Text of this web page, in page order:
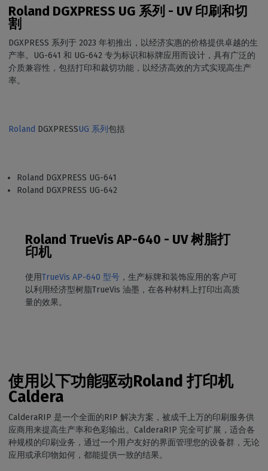
Roland DGXPRESS UG 系列 - UV 印刷和切
割
DGXPRESS 系列于 2023 年初推出，以经济实惠的价格提供卓越的生
产率。UG-641 和 UG-642 专为标识和标牌应用而设计，具有广泛的
介质兼容性，包括打印和裁切功能，以经济高效的方式实现高生产
率。
Roland DGXPRESSUG 系列 包括
Roland DGXPRESS UG-641
Roland DGXPRESS UG-642
Roland TrueVis AP-640 - UV 树脂打
印机
使用TrueVis AP-640 型号 ，生产标牌和装饰应用的客户可
以利用经济型树脂TrueVis 油墨，在各种材料上打印出高质
量的效果。
使用以下功能驱动Roland 打印机
Caldera
CalderaRIP 是一个全面的RIP 解决方案，被成千上万的印刷服务供
应商用来提高生产率和色彩输出。CalderaRIP 完全可扩展，适合各
种规模的印刷业务，通过一个用户友好的界面管理您的设备群，无论
应用或承印物如何，都能提供一致的结果。